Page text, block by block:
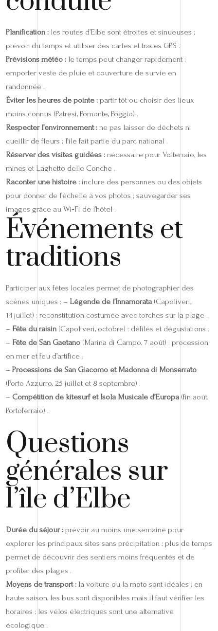
Planification : les routes d’Elbe sont étroites et sinueuses ;
prévoir du temps et utiliser des cartes et traces GPS .
Prévisions météo : le temps peut changer rapidement ;
emporter veste de pluie et couverture de survie en
randonnée .
Éviter les heures de pointe : partir tôt ou choisir des lieux
moins connus (Patresi, Pomonte, Poggio) .
Respecter l’environnement : ne pas laisser de déchets ni
cueillir de fleurs ; l’île fait partie du parc national .
Réserver des visites guidées : nécessaire pour Volterraio, les
mines et Laghetto delle Conche .
Raconter une histoire : inclure des personnes ou des objets
pour donner de l’échelle à vos photos ; sauvegarder ses
images grâce au Wi‑Fi de l’hôtel .
Événements et
traditions
Participer aux fêtes locales permet de photographier des
scènes uniques : – Légende de l’Innamorata(Capoliveri,
14 juillet) : reconstitution costumée avec torches sur la plage .
– Fête du raisin(Capoliveri, octobre) : défilés et dégustations .
– Fête de San Gaetano (Marina di Campo, 7 août) : procession
en mer et feu d’artifice .
– Processions de San Giacomo et Madonna di Monserrato
(Porto Azzurro, 25 juillet et 8 septembre) .
– Compétition de kitesurf et Isola Musicale d’Europa(fin août,
Portoferraio) .
Questions
générales sur
l’île d’Elbe
Durée du séjour : prévoir au moins une semaine pour
explorer les principaux sites sans précipitation ; plus de temps
permet de découvrir des sentiers moins fréquentés et de
profiter des plages .
Moyens de transport : la voiture ou la moto sont idéales ; en
haute saison, les bus sont disponibles mais il faut vérifier les
horaires ; les vélos électriques sont une alternative
écologique .